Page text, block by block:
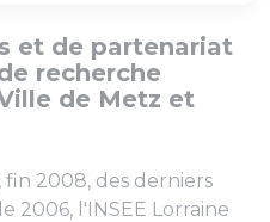
et de partenariat
recherche
de Metz et
2008, des derniers
2006, l'INSEE Lorraine